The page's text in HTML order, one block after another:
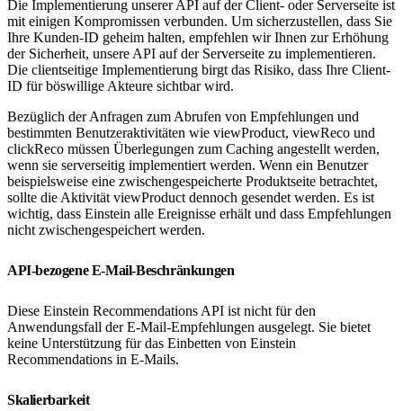
Die Implementierung unserer API auf der Client- oder Serverseite ist
mit einigen Kompromissen verbunden. Um sicherzustellen, dass Sie
Ihre Kunden-ID geheim halten, empfehlen wir Ihnen zur Erhöhung
der Sicherheit, unsere API auf der Serverseite zu implementieren.
Die clientseitige Implementierung birgt das Risiko, dass Ihre Client-
ID für böswillige Akteure sichtbar wird.
Bezüglich der Anfragen zum Abrufen von Empfehlungen und
bestimmten Benutzeraktivitäten wie viewProduct, viewReco und
clickReco müssen Überlegungen zum Caching angestellt werden,
wenn sie serverseitig implementiert werden. Wenn ein Benutzer
beispielsweise eine zwischengespeicherte Produktseite betrachtet,
sollte die Aktivität viewProduct dennoch gesendet werden. Es ist
wichtig, dass Einstein alle Ereignisse erhält und dass Empfehlungen
nicht zwischengespeichert werden.
API-bezogene E-Mail-Beschränkungen
Diese Einstein Recommendations API ist nicht für den
Anwendungsfall der E-Mail-Empfehlungen ausgelegt. Sie bietet
keine Unterstützung für das Einbetten von Einstein
Recommendations in E-Mails.
Skalierbarkeit